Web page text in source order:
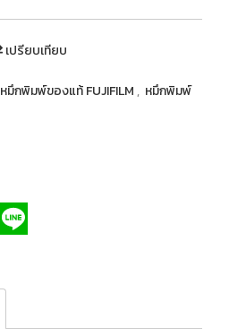
เปรียบเทียบ
หมึกพิมพ์ของแท้ FUJIFILM , หมึกพิมพ์